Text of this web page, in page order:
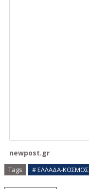
newpost.gr
Tags # ΕΛΛΑΔΑ-ΚΟΣΜΟΣ